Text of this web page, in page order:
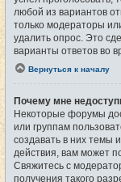
любой из вариантов
только модераторы
удалить опрос. Это
варианты ответов во
Вернуться к началу
Почему мне
Некоторые форумы
или группам
создавать в них темы
действия, вам может
Свяжитесь с
получения такого